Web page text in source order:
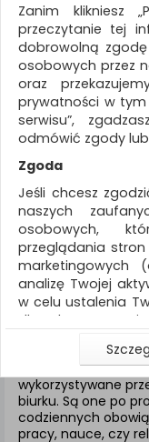
KATEGORIE
WSZYSTKIE
FILTRY
REKLAMA
AKTUALNOŚCI
Urządzenia
ZNALEZIONYCH
LAMPKI
Lampy biurkowe
wykorzystywane
biurku. Są one po
codziennych
pracy, nauce, czy
Zanim klikniesz
przeczytanie tej
dobrowolną
osobowych przez
oraz
prywatności w tym
serwisu”,
odmówić zgody
Zgoda
Jeśli chcesz
naszych
osobowych,
przeglądania
marketingowych
analizę Twojej
w celu ustalenia
dla
umieszczanie
ich odczytywanie,
Jeśli nie chcesz
zakres, kliknij
informacje o tym
znajdziesz